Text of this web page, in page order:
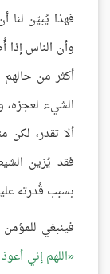
فهذا يُبيّن
وأن الناس إذا
أكثر من حالهم
الشيء لعجزه،
ألا تقدر، لكن
فقد يُزين
بسبب قُدرته
فينبغي
اللهم إني